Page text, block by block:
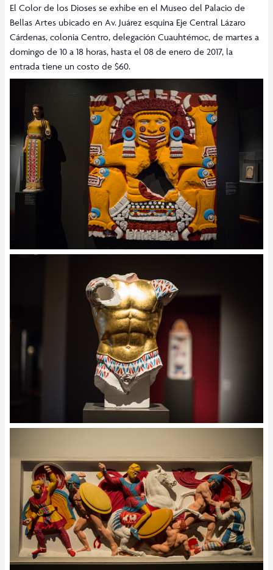
El Color de los Dioses se exhibe en el Museo del Palacio de
Bellas Artes ubicado en Av. Juárez esquina Eje Central Lázaro
Cárdenas, colonia Centro, delegación Cuauhtémoc, de martes a
domingo de 10 a 18 horas, hasta el 08 de enero de 2017, la
entrada tiene un costo de $60.